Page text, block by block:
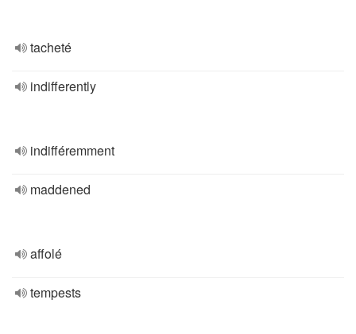
tacheté
indifferently
indifféremment
maddened
affolé
tempests